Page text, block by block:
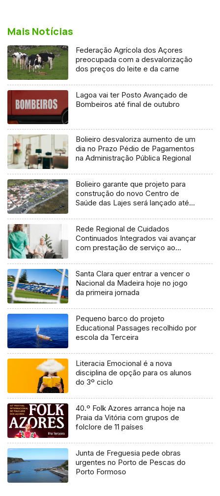
Mais Notícias
Federação Agrícola dos Açores
preocupada com a desvalorização
dos preços do leite e da carne
Lagoa vai ter Posto Avançado de
Bombeiros até final de outubro
Bolieiro desvaloriza aumento de um
dia no Prazo Pédio de Pagamentos
na Administração Pública Regional
Bolieiro garante que projeto para
construção do novo Centro de
Saúde das Lajes será lançado até
Rede Regional de Cuidados
Continuados Integrados vai avançar
com prestação de serviço ao
Santa Clara quer entrar a vencer o
Nacional da Madeira hoje no jogo
da primeira jornada
Pequeno barco do projeto
Educational Passages recolhido por
escola da Terceira
Literacia Emocional é a nova
disciplina de opção para os alunos
do 3º ciclo
40.º Folk Azores arranca hoje na
Praia da Vitória com grupos de
folclore de 11 países
Junta de Freguesia pede obras
urgentes no Porto de Pescas do
Porto Formoso